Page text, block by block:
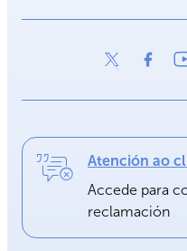
Atención ao
Accede para
reclamación